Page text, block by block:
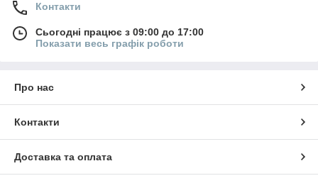
Контакти
Сьогодні працює з 09:00 до 17:00
Показати весь графік роботи
Про нас
Контакти
Доставка та оплата